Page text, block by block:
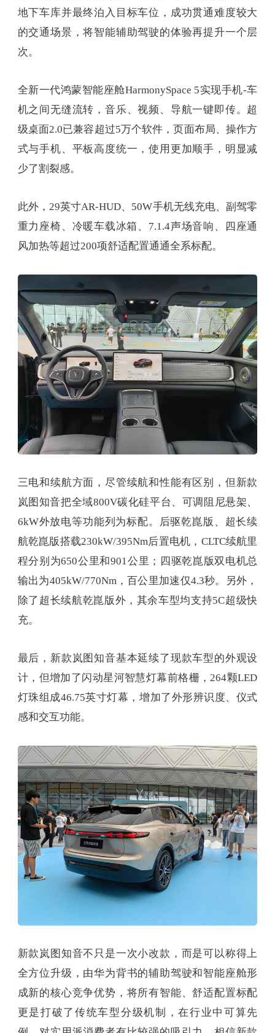
地下车库并最终泊入目标车位，成功贯通难度较大
的交通场景，将智能辅助驾驶的体验再提升一个层
次。
全新一代鸿蒙智能座舱HarmonySpace 5实现手机-车
机之间无缝流转，音乐、视频、导航一键即传。超
级桌面2.0已兼容超过5万个软件，页面布局、操作方
式与手机、平板高度统一，使用更加顺手，明显减
少了割裂感。
此外，29英寸AR-HUD、50W手机无线充电、副驾零
重力座椅、冷暖车载冰箱、7.1.4声场音响、四座通
风加热等超过200项舒适配置通通全系标配。
三电和续航方面，尽管续航和性能有区别，但新款
岚图知音把全域800V碳化硅平台、可调阻尼悬架、
6kW外放电等功能列为标配。后驱乾崑版、超长续
航乾崑版搭载230kW/395Nm后置电机，CLTC续航里
程分别为650公里和901公里；四驱乾崑版双电机总
输出为405kW/770Nm，百公里加速仅4.3秒。另外，
除了超长续航乾崑版外，其余车型均支持5C超级快
充。
最后，新款岚图知音基本延续了现款车型的外观设
计，但增加了闪动星河智慧灯幕前格栅，264颗LED
灯珠组成46.75英寸灯幕，增加了外形辨识度、仪式
感和交互功能。
新款岚图知音不只是一次小改款，而是可以称得上
全方位升级，由华为背书的辅助驾驶和智能座舱形
成新的核心竞争优势，将所有智能、舒适配置标配
更是打破了传统车型分级机制，在行业中可算先